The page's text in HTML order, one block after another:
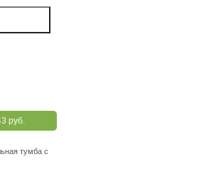
руб.
тумба с